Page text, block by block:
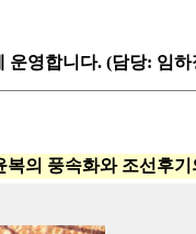
영합니다. (담당: 임
의 풍속화와 조선후